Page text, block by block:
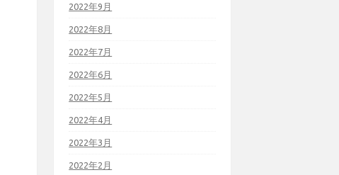
2022年9月
2022年8月
2022年7月
2022年6月
2022年5月
2022年4月
2022年3月
2022年2月